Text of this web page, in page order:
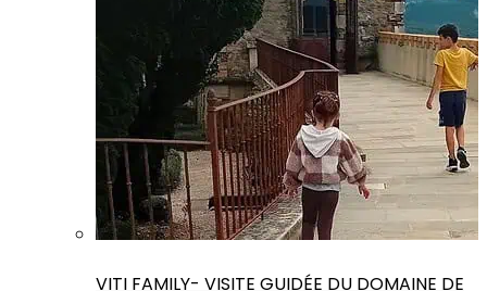
VITI FAMILY- VISITE GUIDÉE DU DOMAINE DE